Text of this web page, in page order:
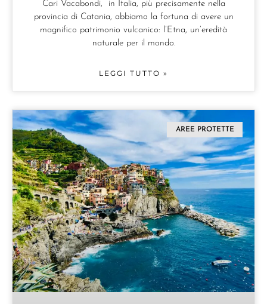
Cari Vacabondi, in Italia, più precisamente nella
provincia di Catania, abbiamo la fortuna di avere un
magnifico patrimonio vulcanico: l’Etna, un’eredità
naturale per il mondo.
LEGGI TUTTO »
AREE PROTETTE